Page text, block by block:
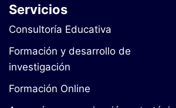
Servicios
Consultoría Educativa
Formación y desarrollo de
investigación
Formación Online